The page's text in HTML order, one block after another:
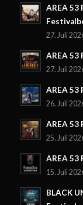
AREA 53
27. Juli
AREA 53
27. Juli
AREA 53
26. Juli
AREA 53
25. Juli
AREA 53
15. Juli
BLACK